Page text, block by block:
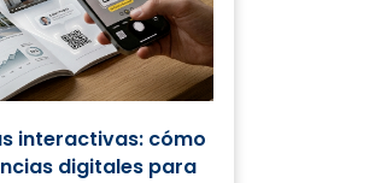
interactivas: cómo
digitales para